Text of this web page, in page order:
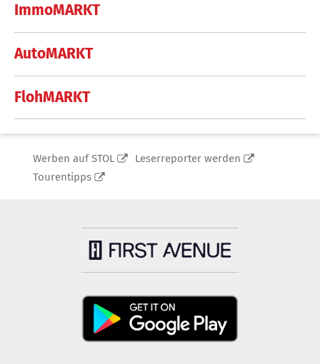
ImmoMARKT
AutoMARKT
FlohMARKT
Werben auf STOL
Leserreporter werden
Tourentipps